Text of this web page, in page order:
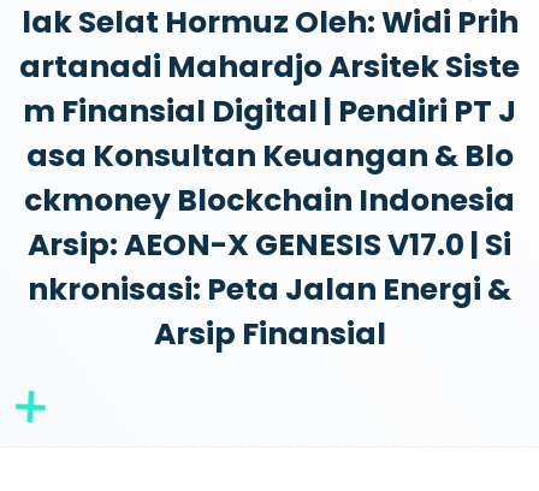
Lak Selat Hormuz Oleh: Widi Prih
Artanadi Mahardjo Arsitek Siste
M Finansial Digital | Pendiri PT J
Asa Konsultan Keuangan & Blo
Ckmoney Blockchain Indonesia
Arsip: AEON-X GENESIS V17.0 | Si
Nkronisasi: Peta Jalan Energi &
Arsip Finansial